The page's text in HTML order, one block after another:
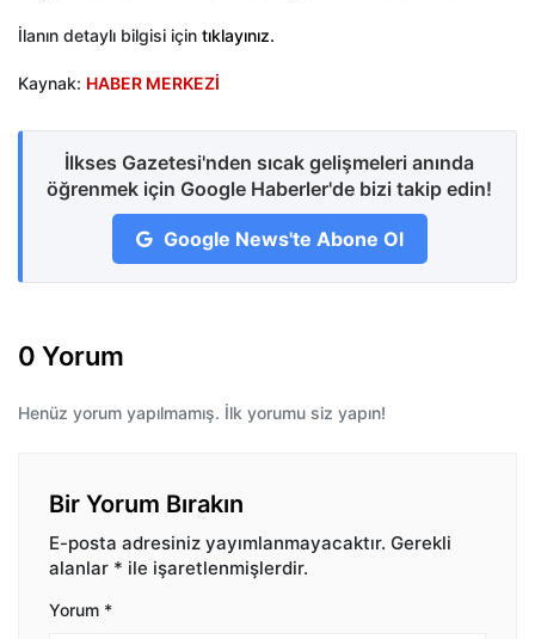
İlanın detaylı bilgisi için tıklayınız.
Kaynak: HABER MERKEZİ
İlkses Gazetesi'nden sıcak gelişmeleri anında
öğrenmek için Google Haberler'de bizi takip edin!
Google News'te Abone Ol
0 Yorum
Henüz yorum yapılmamış. İlk yorumu siz yapın!
Bir Yorum Bırakın
E-posta adresiniz yayımlanmayacaktır. Gerekli
alanlar * ile işaretlenmişlerdir.
Yorum *